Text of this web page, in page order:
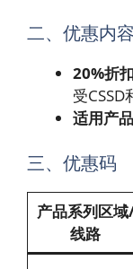
二、优惠内容
20%折
受CSSD
适用产品
三、优惠码
产品系列区
线路